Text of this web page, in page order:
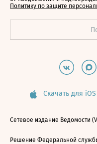
Политику по защите
Скачать для iOS
Сетевое издание Ведомости
Решение Федеральной